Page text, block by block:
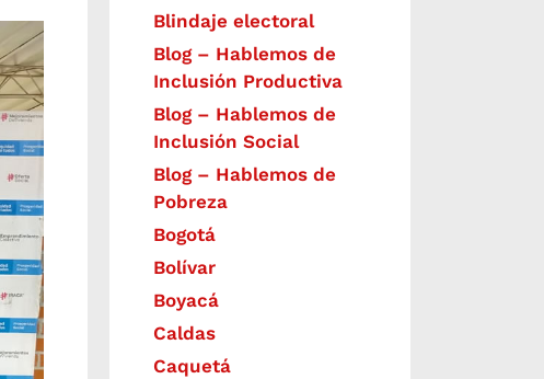
Blindaje electoral
Blog – Hablemos de
Inclusión Productiva
Blog – Hablemos de
Inclusión Social
Blog – Hablemos de
Pobreza
Bogotá
Bolívar
Boyacá
Caldas
Caquetá